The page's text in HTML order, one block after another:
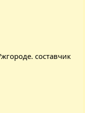
составчик